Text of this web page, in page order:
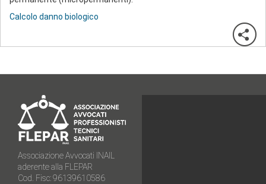
Calcolo danno biologico
Associazione Avvocati INAIL
aderente alla FLEPAR
Cod. Fisc: 96139610586